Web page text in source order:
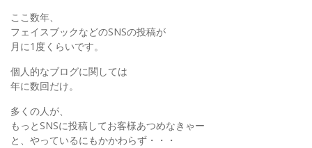
ここ数年、
フェイスブックなどのSNSの投稿が
月に1度くらいです。
個人的なブログに関しては
年に数回だけ。
多くの人が、
もっとSNSに投稿してお客様あつめなきゃー
と、やっているにもかかわらず・・・